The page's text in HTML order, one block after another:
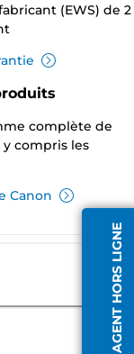
AGENT HORS LIGNE
(EWS) de 2
complète de
compris les
Canon